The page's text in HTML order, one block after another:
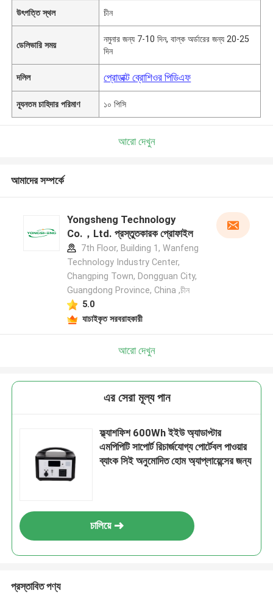
উৎপত্তি স্থল চীন
ডেলিভারি সময়
নমুনার জন্য 7-10 দিন, বাল্ক অর্ডারের জন্য 20-25
দিন
দলিল প্রোডাক্ট ব্রোশিওর পিডিএফ
ন্যূনতম চাহিদার পরিমাণ ১০ পিসি
আরো দেখুন
আমাদের সম্পর্কে
Yongsheng Technology
Co.，Ltd. প্রস্তুতকারক প্রোফাইল
7th Floor, Building 1, Wanfeng
Technology Industry Center,
Changping Town, Dongguan City,
Guangdong Province, China ,চীন
5.0
যাচাইকৃত সরবরাহকারী
আরো দেখুন
এর সেরা মূল্য পান
ফ্ল্যাশফিশ 600Wh ইইউ অ্যাডাপ্টার
এমপিপিটি সাপোর্ট রিচার্জযোগ্য পোর্টেবল পাওয়ার
ব্যাংক সিই অনুমোদিত হোম অ্যাপ্লায়েন্সের জন্য
চালিয়ে
প্রস্তাবিত পণ্য